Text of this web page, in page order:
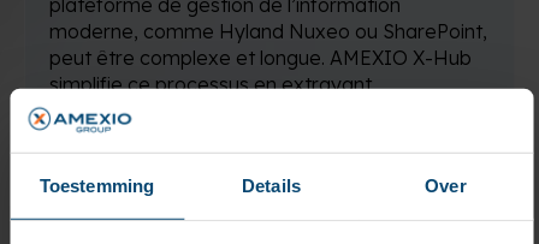
Toestemming Details Over
moderne, comme Hyland Nuxeo ou SharePoint,
peut être complexe et longue. AMEXIO X-Hub
simplifie ce processus en extrayant,
transformant et transférant les données de
manière transparente tout en garantissant
d’indisponibilité minimal.